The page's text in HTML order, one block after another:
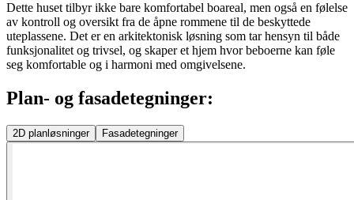
Dette huset tilbyr ikke bare komfortabel boareal, men også en følelse
av kontroll og oversikt fra de åpne rommene til de beskyttede
uteplassene. Det er en arkitektonisk løsning som tar hensyn til både
funksjonalitet og trivsel, og skaper et hjem hvor beboerne kan føle
seg komfortable og i harmoni med omgivelsene.
Plan- og fasadetegninger:
2D planløsninger Fasadetegninger